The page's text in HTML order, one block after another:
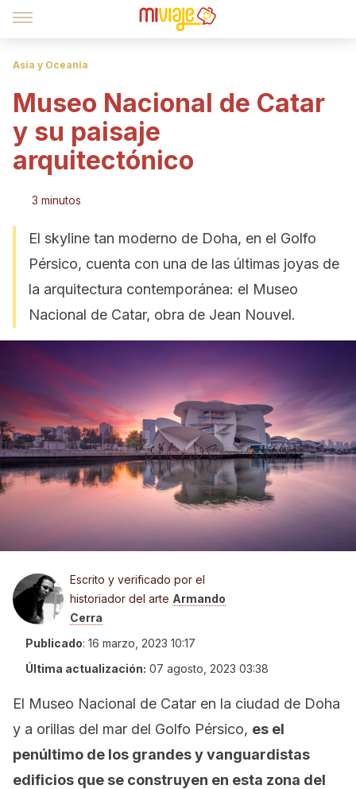
Asia y Oceanía
Museo Nacional de Catar
y su paisaje
arquitectónico
3 minutos
El skyline tan moderno de Doha, en el Golfo
Pérsico, cuenta con una de las últimas joyas de
la arquitectura contemporánea: el Museo
Nacional de Catar, obra de Jean Nouvel.
Escrito y verificado por el
historiador del arte Armando
Cerra
Publicado: 16 marzo, 2023 10:17
Última actualización: 07 agosto, 2023 03:38
El Museo Nacional de Catar en la ciudad de Doha
y a orillas del mar del Golfo Pérsico, es el
penúltimo de los grandes y vanguardistas
edificios que se construyen en esta zona del